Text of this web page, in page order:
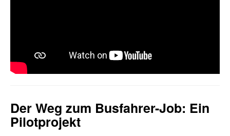
Der Weg zum Busfahrer-Job: Ein
Pilotprojekt